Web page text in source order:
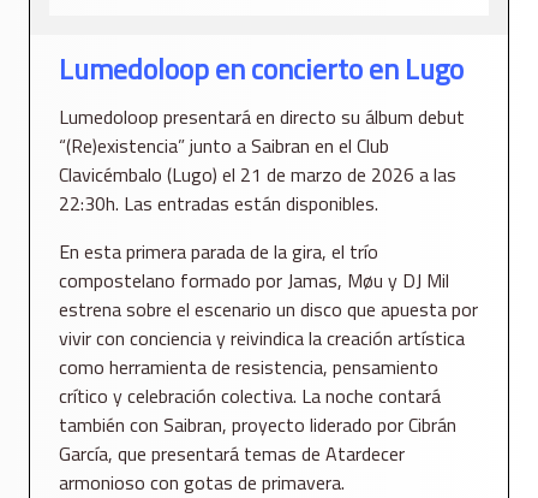
Lumedoloop en concierto en Lugo
Lumedoloop presentará en directo su álbum debut
“(Re)existencia” junto a Saibran en el Club
Clavicémbalo (Lugo) el 21 de marzo de 2026 a las
22:30h. Las entradas están disponibles.
En esta primera parada de la gira, el trío
compostelano formado por Jamas, Møu y DJ Mil
estrena sobre el escenario un disco que apuesta por
vivir con conciencia y reivindica la creación artística
como herramienta de resistencia, pensamiento
crítico y celebración colectiva. La noche contará
también con Saibran, proyecto liderado por Cibrán
García, que presentará temas de Atardecer
armonioso con gotas de primavera.